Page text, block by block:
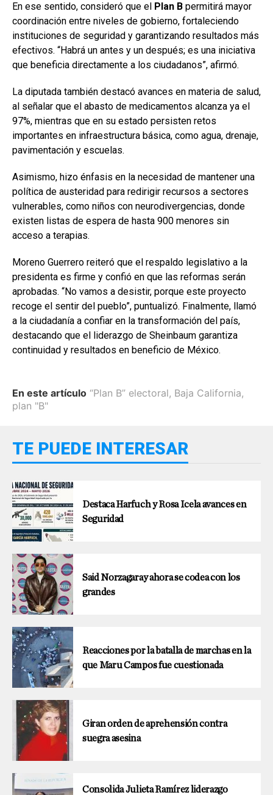
En ese sentido, consideró que el Plan B permitirá mayor
coordinación entre niveles de gobierno, fortaleciendo
instituciones de seguridad y garantizando resultados más
efectivos. “Habrá un antes y un después; es una iniciativa
que beneficia directamente a los ciudadanos”, afirmó.
La diputada también destacó avances en materia de salud,
al señalar que el abasto de medicamentos alcanza ya el
97%, mientras que en su estado persisten retos
importantes en infraestructura básica, como agua, drenaje,
pavimentación y escuelas.
Asimismo, hizo énfasis en la necesidad de mantener una
política de austeridad para redirigir recursos a sectores
vulnerables, como niños con neurodivergencias, donde
existen listas de espera de hasta 900 menores sin
acceso a terapias.
Moreno Guerrero reiteró que el respaldo legislativo a la
presidenta es firme y confió en que las reformas serán
aprobadas. “No vamos a desistir, porque este proyecto
recoge el sentir del pueblo”, puntualizó. Finalmente, llamó
a la ciudadanía a confiar en la transformación del país,
destacando que el liderazgo de Sheinbaum garantiza
continuidad y resultados en beneficio de México.
En este artículo “Plan B” electoral, Baja California,
plan "B"
TE PUEDE INTERESAR
Destaca Harfuch y Rosa Icela avances en
Seguridad
Said Norzagaray ahora se codea con los
grandes
Reacciones por la batalla de marchas en la
que Maru Campos fue cuestionada
Giran orden de aprehensión contra
suegra asesina
Consolida Julieta Ramírez liderazgo